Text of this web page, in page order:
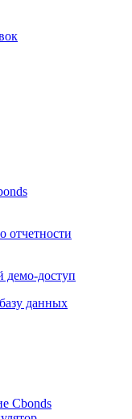
отчетности
демо-доступ
данных
Cbonds